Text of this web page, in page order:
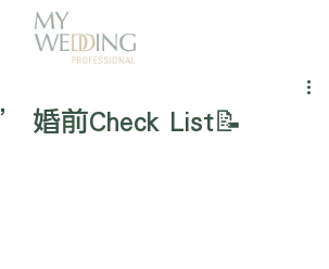
婚前Check List📝